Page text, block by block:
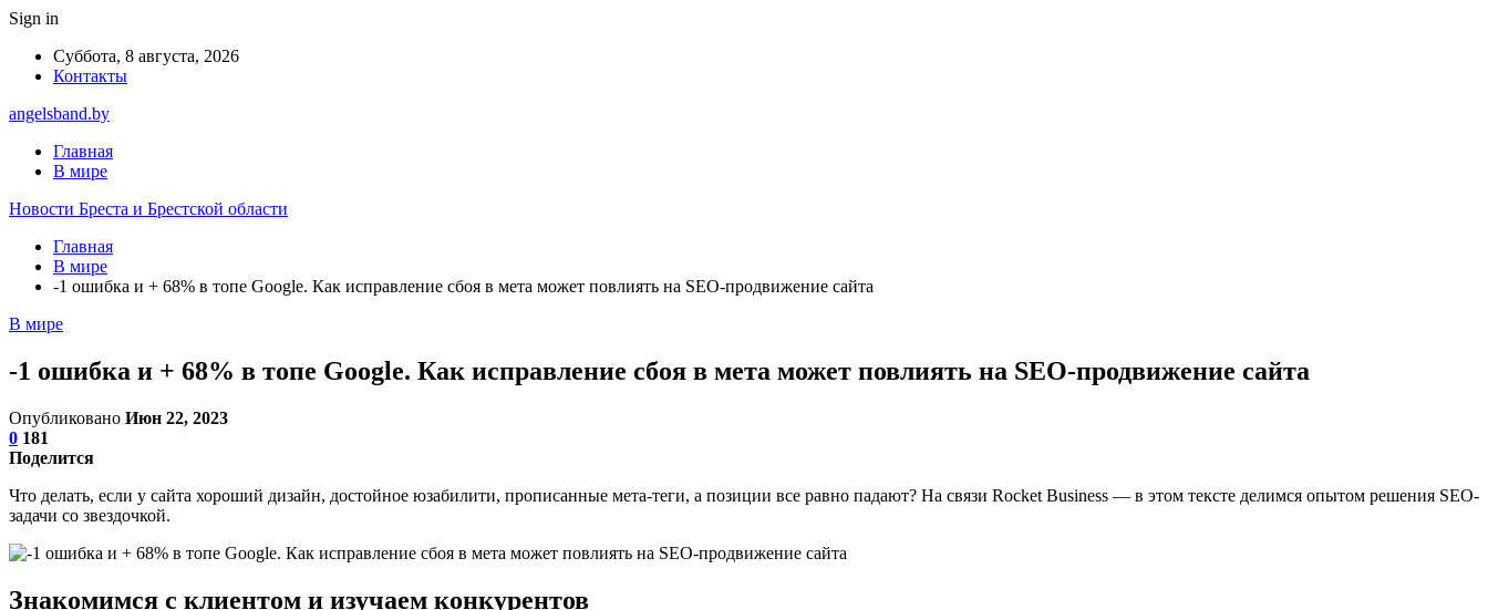
Sign in
Суббота, 8 августа, 2026
Контакты
angelsband.by
Главная
В мире
Новости Бреста и Брестской области
Главная
В мире
-1 ошибка и + 68% в топе Google. Как исправление сбоя в мета может повлиять на SEO-продвижение сайта
В мире
-1 ошибка и + 68% в топе Google. Как исправление сбоя в мета может повлиять на SEO-продвижение сайта
Опубликовано Июн 22, 2023
0 181
Поделится
Что делать, если у сайта хороший дизайн, достойное юзабилити, прописанные мета-теги, а позиции все равно падают? На связи Rocket Business — в этом тексте делимся опытом решения SEO-
задачи со звездочкой.
Знакомимся с клиентом и изучаем конкурентов